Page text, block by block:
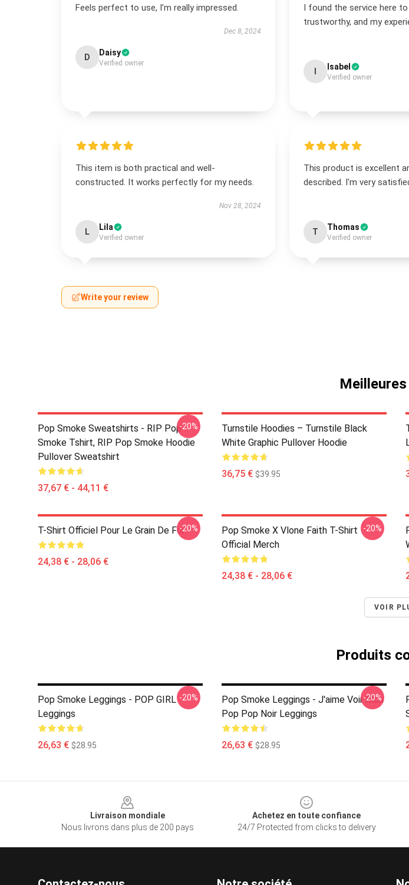
Feels perfect to use, I’m really impressed.
Dec 8, 2024
D Daisy
Verified owner
I found the service here
trustworthy, and my
Isabel
Verified owner
This item is both practical and well-
constructed. It works perfectly for my needs.
Nov 28, 2024
L Lila
Verified owner
This product is excellent
described. I'm very
T Thomas
Verified owner
Write your review
Pop Smoke Sweatshirts - RIP Pop
Smoke Tshirt, RIP Pop Smoke Hoodie
Pullover Sweatshirt
37,67 € - 44,11 €
-20%
Turnstile Hoodies – Turnstile Black
White Graphic Pullover Hoodie
36,75 € $39.95
T-Shirt Officiel Pour Le Grain De Foi
24,38 € - 28,06 €
-20%
Pop Smoke X Vlone Faith T-Shirt
Official Merch
24,38 € - 28,06 €
-20%
VOIR
Produits
Pop Smoke Leggings - POP GIRL
Leggings
26,63 € $28.95
-20%
Pop Smoke Leggings - J'aime Voir Mon
Pop Pop Noir Leggings
26,63 € $28.95
-20%
Livraison mondiale
Nous livrons dans plus de 200 pays
Achetez en toute confiance
24/7 Protected from clicks to delivery